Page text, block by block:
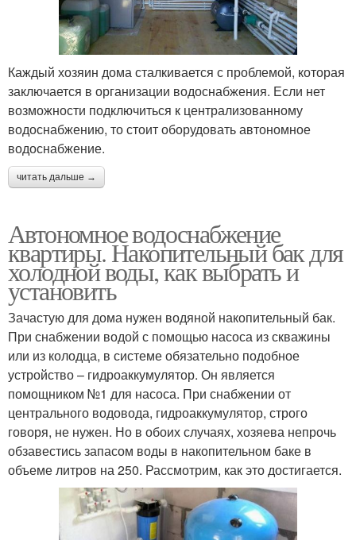
Каждый хозяин дома сталкивается с проблемой, которая
заключается в организации водоснабжения. Если нет
возможности подключиться к централизованному
водоснабжению, то стоит оборудовать автономное
водоснабжение.
читать дальше →
Автономное водоснабжение
квартиры. Накопительный бак для
холодной воды, как выбрать и
установить
Зачастую для дома нужен водяной накопительный бак.
При снабжении водой с помощью насоса из скважины
или из колодца, в системе обязательно подобное
устройство – гидроаккумулятор. Он является
помощником №1 для насоса. При снабжении от
центрального водовода, гидроаккумулятор, строго
говоря, не нужен. Но в обоих случаях, хозяева непрочь
обзавестись запасом воды в накопительном баке в
объеме литров на 250. Рассмотрим, как это достигается.